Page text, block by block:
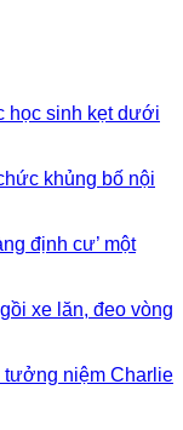
học sinh kẹt dưới
khủng bố nội
định cư’ một
xe lăn, đeo vòng
tưởng niệm Charlie